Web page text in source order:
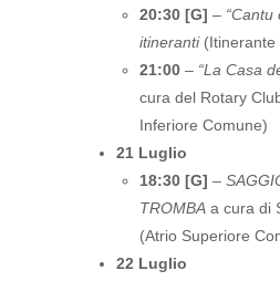
20:30 [G] – “Cantu
itineranti(Itinerante
21:00 – “La Casa
cura del Rotary
Inferiore Comune)
21 Luglio
18:30 [G] –
TROMBA a cura di
(Atrio Superiore
22 Luglio